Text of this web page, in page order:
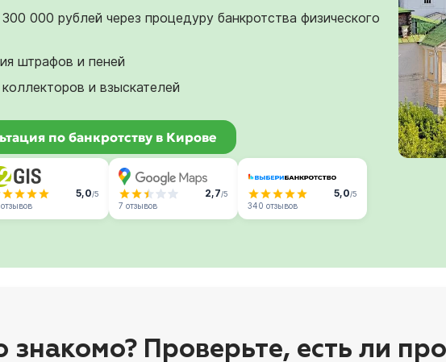
000 рублей через процедуру банкротства физического
штрафов и пеней
и взыскателей
по банкротству в Кирове
5,0/5 2,7/5
7 отзывов
5,0/5
340 отзывов
знакомо? Проверьте, есть ли